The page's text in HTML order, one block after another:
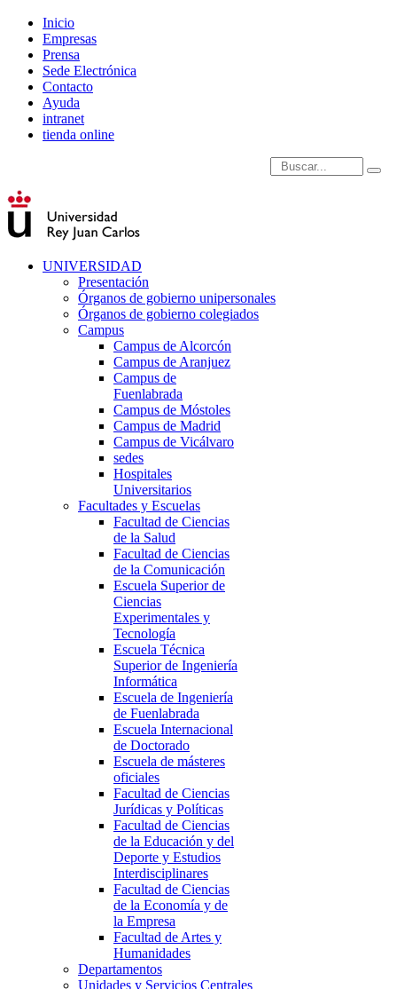
Inicio
Empresas
Prensa
Sede Electrónica
Contacto
Ayuda
intranet
tienda online
Introduce términos de
UNIVERSIDAD
Presentación
Órganos de gobierno unipersonales
Órganos de gobierno colegiados
Campus
Campus de Alcorcón
Campus de Aranjuez
Campus de
Fuenlabrada
Campus de Móstoles
Campus de Madrid
Campus de Vicálvaro
sedes
Hospitales
Universitarios
Facultades y Escuelas
Facultad de Ciencias
de la Salud
Facultad de Ciencias
de la Comunicación
Escuela Superior de
Ciencias
Experimentales y
Tecnología
Escuela Técnica
Superior de Ingeniería
Informática
Escuela de Ingeniería
de Fuenlabrada
Escuela Internacional
de Doctorado
Escuela de másteres
oficiales
Facultad de Ciencias
Jurídicas y Políticas
Facultad de Ciencias
de la Educación y del
Deporte y Estudios
Interdisciplinares
Facultad de Ciencias
de la Economía y de
la Empresa
Facultad de Artes y
Humanidades
Departamentos
Unidades y Servicios Centrales